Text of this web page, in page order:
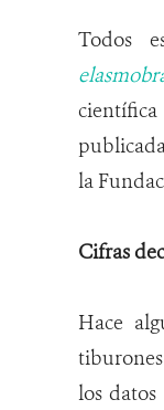
Todos
la
Cifras
Hace
los datos